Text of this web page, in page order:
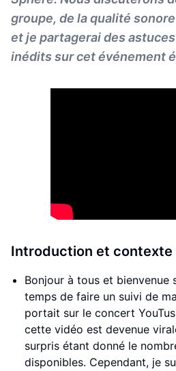
groupe, de la qualité
et je partagerai des
inédits sur cet événement
Introduction et
Bonjour à tous et bienvenue
temps de faire un suivi de
portait sur le concert
cette vidéo est devenue
surpris étant donné le
disponibles. Cependant, je